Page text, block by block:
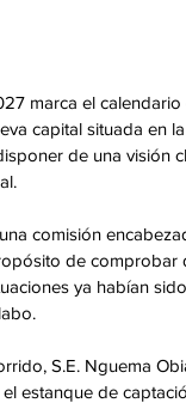
marca el
capital situada en
de una visión
comisión
de comprobar
ya habían
S.E. Nguema
estanque de